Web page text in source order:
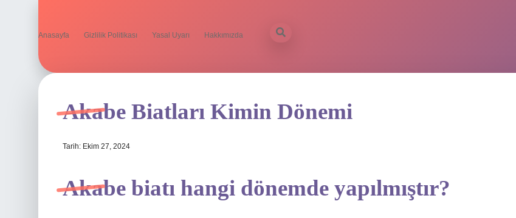
Anasayfa Gizlilik Politikası Yasal Uyarı Hakkımızda
Akabe Biatları Kimin Dönemi
Tarih: Ekim 27, 2024
Akabe biatı hangi dönemde yapılmıştır?